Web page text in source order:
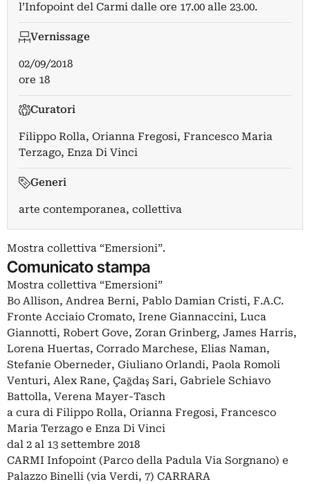
l’Infopoint del Carmi dalle ore 17.00 alle 23.00.
Vernissage
02/09/2018
ore 18
Curatori
Filippo Rolla, Orianna Fregosi, Francesco Maria
Terzago, Enza Di Vinci
Generi
arte contemporanea, collettiva
Mostra collettiva “Emersioni”.
Comunicato stampa
Mostra collettiva “Emersioni”
Bo Allison, Andrea Berni, Pablo Damian Cristi, F.A.C.
Fronte Acciaio Cromato, Irene Giannaccini, Luca
Giannotti, Robert Gove, Zoran Grinberg, James Harris,
Lorena Huertas, Corrado Marchese, Elias Naman,
Stefanie Oberneder, Giuliano Orlandi, Paola Romoli
Venturi, Alex Rane, Çağdaş Sari, Gabriele Schiavo
Battolla, Verena Mayer-Tasch
a cura di Filippo Rolla, Orianna Fregosi, Francesco
Maria Terzago e Enza Di Vinci
dal 2 al 13 settembre 2018
CARMI Infopoint (Parco della Padula Via Sorgnano) e
Palazzo Binelli (via Verdi, 7) CARRARA